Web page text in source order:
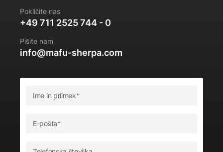
Pokličite nas
+49 711 2525 744 - 0
Pišite nam
info@mafu-sherpa.com